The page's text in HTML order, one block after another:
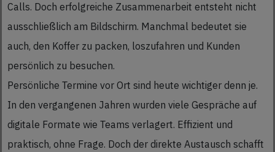
Calls. Doch erfolgreiche Zusammenarbeit entsteht nicht
ausschließlich am Bildschirm. Manchmal bedeutet sie
auch, den Koffer zu packen, loszufahren und Kunden
persönlich zu besuchen.
Persönliche Termine vor Ort sind heute wichtiger denn je.
In den vergangenen Jahren wurden viele Gespräche auf
digitale Formate wie Teams verlagert. Effizient und
praktisch, ohne Frage. Doch der direkte Austausch schafft